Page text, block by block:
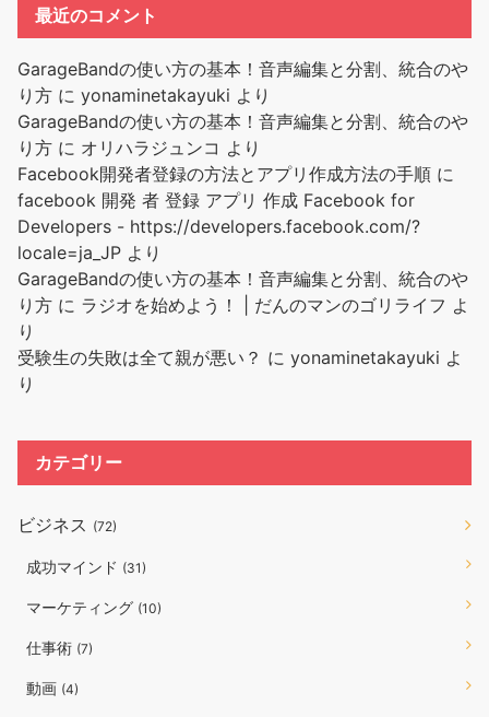
最近のコメント
GarageBandの使い方の基本！音声編集と分割、統合のや
り方 に yonaminetakayuki より
GarageBandの使い方の基本！音声編集と分割、統合のや
り方 に オリハラジュンコ より
Facebook開発者登録の方法とアプリ作成方法の手順 に
facebook 開発 者 登録 アプリ 作成 Facebook for
Developers - https://developers.facebook.com/?
locale=ja_JP より
GarageBandの使い方の基本！音声編集と分割、統合のや
り方 に ラジオを始めよう！ | だんのマンのゴリライフ よ
り
受験生の失敗は全て親が悪い？ に yonaminetakayuki よ
り
カテゴリー
ビジネス (72)
成功マインド (31)
マーケティング (10)
仕事術 (7)
動画 (4)